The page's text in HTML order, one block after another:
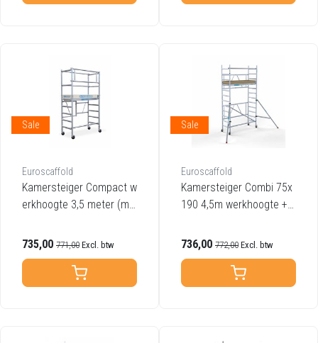
Sale
Euroscaffold
Kamersteiger Compact w
erkhoogte 3,5 meter (mo
735,00 771,00 Excl. btw
Sale
Euroscaffold
Kamersteiger Combi 75x
190 4,5m werkhoogte + s
736,00 772,00 Excl. btw